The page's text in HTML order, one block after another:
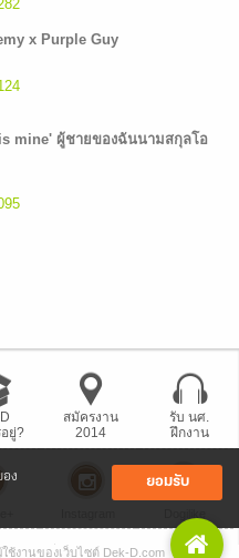
ง
ยอมรับ
x Purple Guy
mine' ผู้ชายของฉันนามสกุลโอ
ยู่?
สมัครงาน
2014
รับ นศ.
ฝึกงาน
ข่าว • เที่ยวออฟฟิศ Dek-D
ช้งานของเว็บไซต์ Dek-D.com